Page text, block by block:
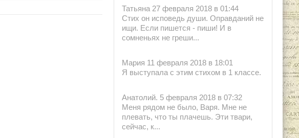
Татьяна 27 февраля 2018 в 01:44
Стих он исповедь души. Оправданий не
ищи. Если пишется - пиши! И в
сомненьях не греши...
Мария 11 февраля 2018 в 18:01
Я выступала с этим стихом в 1 классе.
Анатолий. 5 февраля 2018 в 07:32
Меня рядом не было, Варя. Мне не
плевать, что ты плачешь. Эти твари,
сейчас, к...